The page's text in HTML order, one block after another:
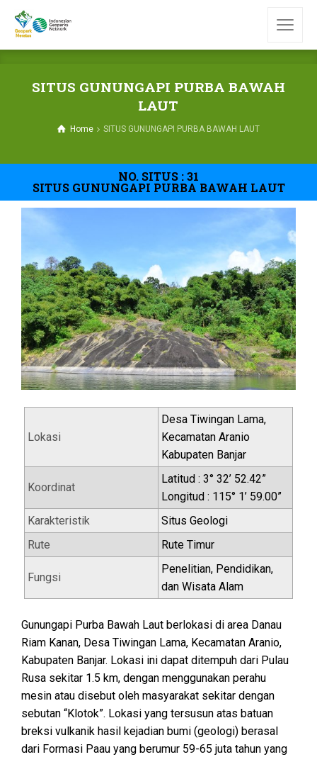
SITUS GUNUNGAPI PURBA BAWAH
LAUT
Home SITUS GUNUNGAPI PURBA BAWAH LAUT
NO. SITUS : 31
SITUS GUNUNGAPI PURBA BAWAH LAUT
Lokasi
Desa Tiwingan Lama,
Kecamatan Aranio
Kabupaten Banjar
Koordinat
Latitud : 3° 32’ 52.42”
Longitud : 115° 1’ 59.00”
Karakteristik
Situs Geologi
Rute
Rute Timur
Fungsi
Penelitian, Pendidikan,
dan Wisata Alam
Gunungapi Purba Bawah Laut berlokasi di area Danau
Riam Kanan, Desa Tiwingan Lama, Kecamatan Aranio,
Kabupaten Banjar. Lokasi ini dapat ditempuh dari Pulau
Rusa sekitar 1.5 km, dengan menggunakan perahu
mesin atau disebut oleh masyarakat sekitar dengan
sebutan “Klotok”. Lokasi yang tersusun atas batuan
breksi vulkanik hasil kejadian bumi (geologi) berasal
dari Formasi Paau yang berumur 59-65 juta tahun yang